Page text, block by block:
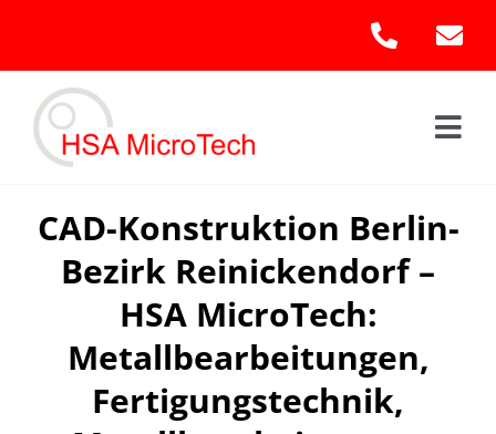
content
CAD-Konstruktion Berlin-
Bezirk Reinickendorf –
HSA MicroTech:
Metallbearbeitungen,
Fertigungstechnik,